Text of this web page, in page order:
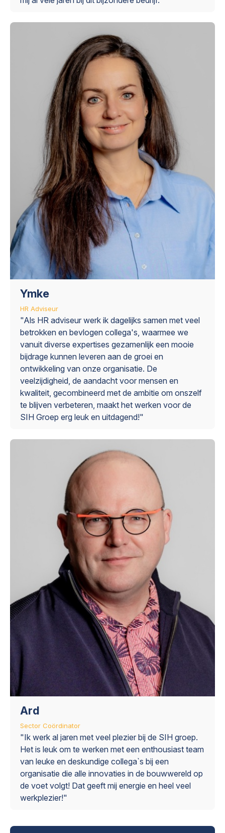
Ymke
HR Adviseur
"Als HR adviseur werk ik dagelijks samen met veel
betrokken en bevlogen collega's, waarmee we
vanuit diverse expertises gezamenlijk een mooie
bijdrage kunnen leveren aan de groei en
ontwikkeling van onze organisatie. De
veelzijdigheid, de aandacht voor mensen en
kwaliteit, gecombineerd met de ambitie om onszelf
te blijven verbeteren, maakt het werken voor de
SIH Groep erg leuk en uitdagend!"
Ard
Sector Coördinator
"Ik werk al jaren met veel plezier bij de SIH groep.
Het is leuk om te werken met een enthousiast team
van leuke en deskundige collega`s bij een
organisatie die alle innovaties in de bouwwereld op
de voet volgt! Dat geeft mij energie en heel veel
werkplezier!"